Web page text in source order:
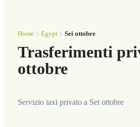
Home Egypt Sei ottobre
Trasferimenti
ottobre
Servizio taxi privato a Sei ottobre